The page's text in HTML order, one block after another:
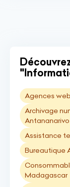
Agences
Archivage
Assistance
Bureautique
Madagascar